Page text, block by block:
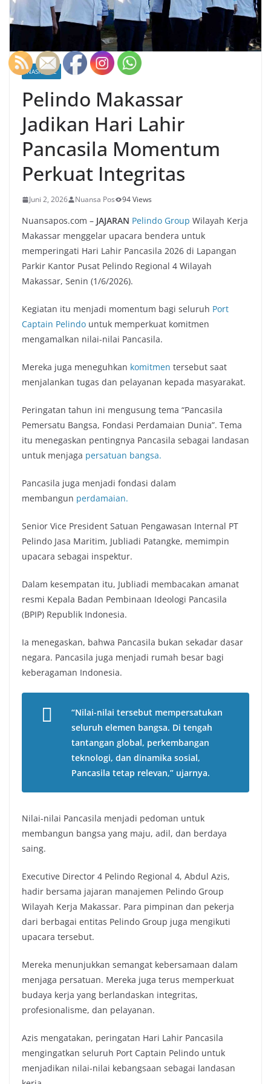
NASIONAL
Pelindo Makassar
Jadikan Hari Lahir
Pancasila Momentum
Perkuat Integritas
Juni 2, 2026 Nuansa Pos 94 Views
Nuansapos.com – JAJARAN Pelindo Group Wilayah Kerja
Makassar menggelar upacara bendera untuk
memperingati Hari Lahir Pancasila 2026 di Lapangan
Parkir Kantor Pusat Pelindo Regional 4 Wilayah
Makassar, Senin (1/6/2026).
Kegiatan itu menjadi momentum bagi seluruh Port
Captain Pelindo untuk memperkuat komitmen
mengamalkan nilai-nilai Pancasila.
Mereka juga meneguhkan komitmen tersebut saat
menjalankan tugas dan pelayanan kepada masyarakat.
Peringatan tahun ini mengusung tema “Pancasila
Pemersatu Bangsa, Fondasi Perdamaian Dunia”. Tema
itu menegaskan pentingnya Pancasila sebagai landasan
untuk menjaga persatuan bangsa.
Pancasila juga menjadi fondasi dalam
membangun perdamaian.
Senior Vice President Satuan Pengawasan Internal PT
Pelindo Jasa Maritim, Jubliadi Patangke, memimpin
upacara sebagai inspektur.
Dalam kesempatan itu, Jubliadi membacakan amanat
resmi Kepala Badan Pembinaan Ideologi Pancasila
(BPIP) Republik Indonesia.
Ia menegaskan, bahwa Pancasila bukan sekadar dasar
negara. Pancasila juga menjadi rumah besar bagi
keberagaman Indonesia.
“Nilai-nilai tersebut mempersatukan
seluruh elemen bangsa. Di tengah
tantangan global, perkembangan
teknologi, dan dinamika sosial,
Pancasila tetap relevan,” ujarnya.
Nilai-nilai Pancasila menjadi pedoman untuk
membangun bangsa yang maju, adil, dan berdaya
saing.
Executive Director 4 Pelindo Regional 4, Abdul Azis,
hadir bersama jajaran manajemen Pelindo Group
Wilayah Kerja Makassar. Para pimpinan dan pekerja
dari berbagai entitas Pelindo Group juga mengikuti
upacara tersebut.
Mereka menunjukkan semangat kebersamaan dalam
menjaga persatuan. Mereka juga terus memperkuat
budaya kerja yang berlandaskan integritas,
profesionalisme, dan pelayanan.
Azis mengatakan, peringatan Hari Lahir Pancasila
mengingatkan seluruh Port Captain Pelindo untuk
menjadikan nilai-nilai kebangsaan sebagai landasan